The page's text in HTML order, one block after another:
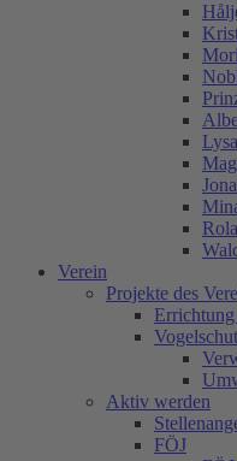
Verein
Projekte des
Aktiv werden
FÖJ